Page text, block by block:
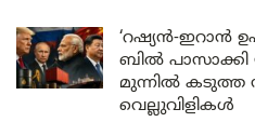
‘റഷ്യൻ-ഇറാൻ
ബിൽ
മുന്നിൽ കടുത്ത
വെല്ലുവിളികൾ